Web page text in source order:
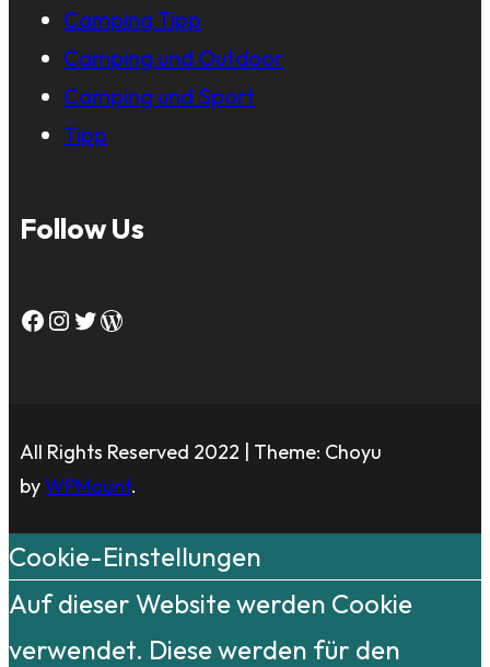
Camping Tipp
Camping und Outdoor
Camping und Sport
Tipp
Follow Us
Facebook Instagram Twitter WordPress
All Rights Reserved 2022 | Theme: Choyu
byWPMount.
Cookie-Einstellungen
Auf dieser Website werden Cookie
verwendet. Diese werden für den